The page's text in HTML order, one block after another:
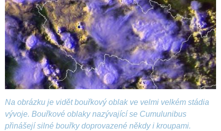
Na obrázku je vidět bouřkový oblak ve velmi velkém stádia
vývoje. Bouřkové oblaky nazývající se Cumulunibus
přinášejí silné bouřky doprovazené někdy i kroupami.